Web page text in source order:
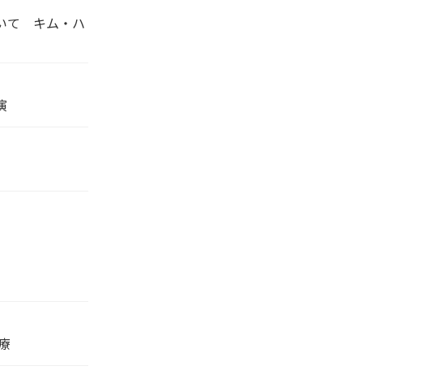
て キム・ハ